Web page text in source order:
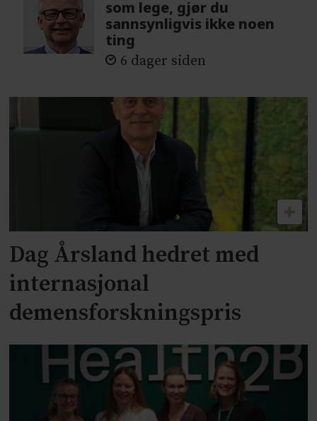
som lege, gjør du
sannsynligvis ikke noen
ting
6 dager siden
Dag Årsland hedret med
internasjonal
demensforskningspris